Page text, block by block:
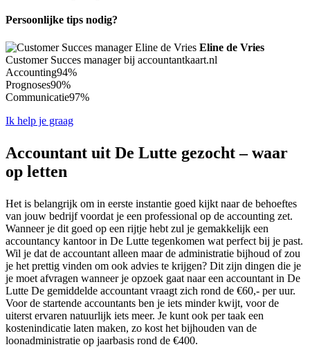
Persoonlijke tips nodig?
Eline de Vries
Customer Succes manager bij accountantkaart.nl
Accounting94%
Prognoses90%
Communicatie97%
Ik help je graag
Accountant uit De Lutte gezocht – waar
op letten
Het is belangrijk om in eerste instantie goed kijkt naar de behoeftes
van jouw bedrijf voordat je een professional op de accounting zet.
Wanneer je dit goed op een rijtje hebt zul je gemakkelijk een
accountancy kantoor in De Lutte tegenkomen wat perfect bij je past.
Wil je dat de accountant alleen maar de administratie bijhoud of zou
je het prettig vinden om ook advies te krijgen? Dit zijn dingen die je
je moet afvragen wanneer je opzoek gaat naar een accountant in De
Lutte De gemiddelde accountant vraagt zich rond de €60,- per uur.
Voor de startende accountants ben je iets minder kwijt, voor de
uiterst ervaren natuurlijk iets meer. Je kunt ook per taak een
kostenindicatie laten maken, zo kost het bijhouden van de
loonadministratie op jaarbasis rond de €400.